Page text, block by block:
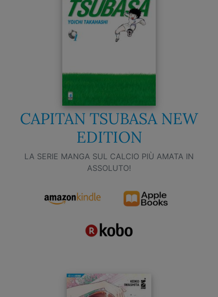
CAPITAN TSUBASA NEW
EDITION
LA SERIE MANGA SUL CALCIO PIÙ AMATA IN
ASSOLUTO!